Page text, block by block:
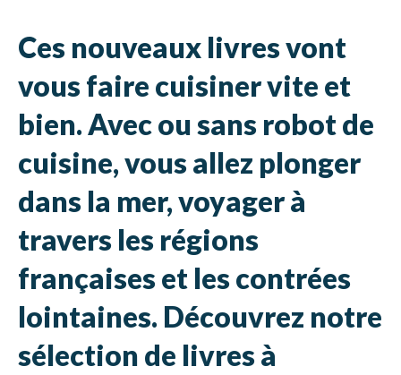
Ces nouveaux livres vont
vous faire cuisiner vite et
bien. Avec ou sans robot de
cuisine, vous allez plonger
dans la mer, voyager à
travers les régions
françaises et les contrées
lointaines. Découvrez notre
sélection de livres à